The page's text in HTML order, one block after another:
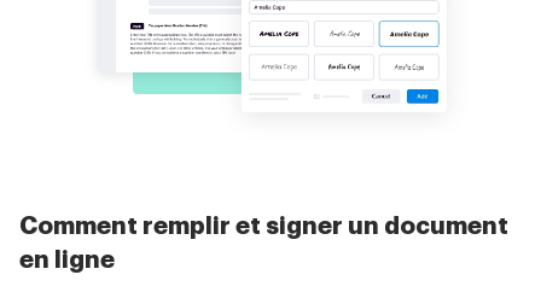
Comment remplir et signer un document
en ligne